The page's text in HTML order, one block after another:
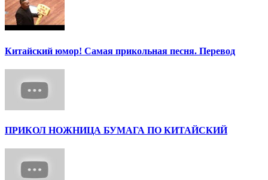
Китайский юмор! Самая прикольная песня. Перевод
ПРИКОЛ НОЖНИЦА БУМАГА ПО КИТАЙСКИЙ